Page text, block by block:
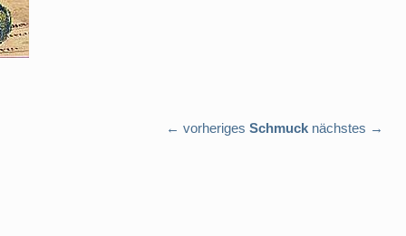
← vorheriges Schmuck nächstes →